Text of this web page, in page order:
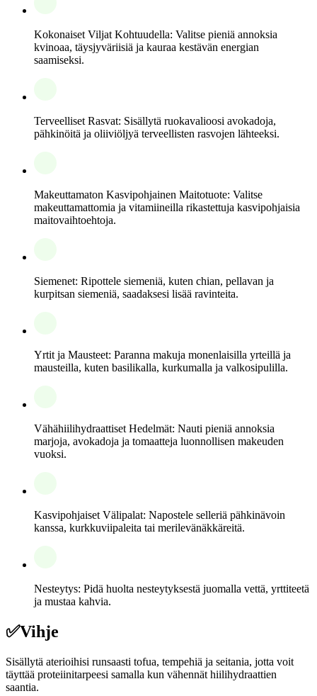
Kokonaiset Viljat Kohtuudella: Valitse pieniä annoksia
kvinoaa, täysjyväriisiä ja kauraa kestävän energian
saamiseksi.
Terveelliset Rasvat: Sisällytä ruokavalioosi avokadoja,
pähkinöitä ja oliiviöljyä terveellisten rasvojen lähteeksi.
Makeuttamaton Kasvipohjainen Maitotuote: Valitse
makeuttamattomia ja vitamiineilla rikastettuja kasvipohjaisia
maitovaihtoehtoja.
Siemenet: Ripottele siemeniä, kuten chian, pellavan ja
kurpitsan siemeniä, saadaksesi lisää ravinteita.
Yrtit ja Mausteet: Paranna makuja monenlaisilla yrteillä ja
mausteilla, kuten basilikalla, kurkumalla ja valkosipulilla.
Vähähiilihydraattiset Hedelmät: Nauti pieniä annoksia
marjoja, avokadoja ja tomaatteja luonnollisen makeuden
vuoksi.
Kasvipohjaiset Välipalat: Napostele selleriä pähkinävoin
kanssa, kurkkuviipaleita tai merilevänäkkäreitä.
Nesteytys: Pidä huolta nesteytyksestä juomalla vettä, yrttiteetä
ja mustaa kahvia.
✅Vihje
Sisällytä aterioihisi runsaasti tofua, tempehiä ja seitania, jotta voit
täyttää proteiinitarpeesi samalla kun vähennät hiilihydraattien
saantia.